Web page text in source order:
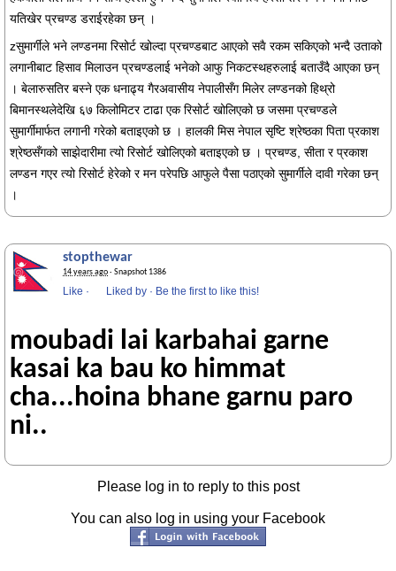
यतिखेर प्रचण्ड डराईरहेका छन् ।
zसुमार्गीले भने लण्डनमा रिसोर्ट खोल्दा प्रचण्डबाट आएको सवै रकम सकिएको भन्दै उताको
लगानीबाट हिसाव मिलाउन प्रचण्डलाई भनेको आफु निकटस्थहरुलाई बताउँदै आएका छन्
। बेलारुसतिर बस्ने एक धनाढ्य गैरअवासीय नेपालीसँग मिलेर लण्डनको हिथ्रो
बिमानस्थलेदेखि ६७ किलोमिटर टाढा एक रिसोर्ट खोलिएको छ जसमा प्रचण्डले
सुमार्गीमार्फत लगानी गरेको बताइएको छ । हालकी मिस नेपाल सृष्टि श्रेष्ठका पिता प्रकाश
श्रेष्ठसँगको साझेदारीमा त्यो रिसोर्ट खोलिएको बताइएको छ । प्रचण्ड, सीता र प्रकाश
लण्डन गएर त्यो रिसोर्ट हेरेको र मन परेपछि आफुले पैसा पठाएको सुमार्गीले दावी गरेका छन्
।
stopthewar
14 years ago· Snapshot 1386
Like · Liked by · Be the first to like this!
moubadi lai karbahai garne
kasai ka bau ko himmat
cha...hoina bhane garnu paro
ni..
Please log in to reply to this post
You can also log in using your Facebook